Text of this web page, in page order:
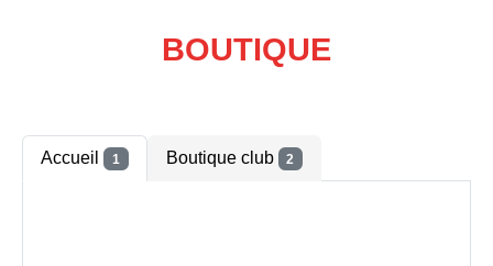
BOUTIQUE
Accueil 1 Boutique club 2